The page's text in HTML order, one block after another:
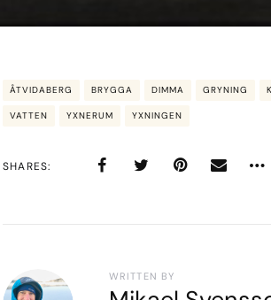
ÅTVIDABERG BRYGGA DIMMA GRYNING
VATTEN YXNERUM YXNINGEN
SHARES
WRITTEN BY